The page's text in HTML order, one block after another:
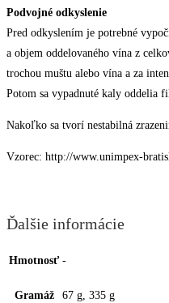
Podvojné odkyslenie
Pred odkyslením je potrebné
a objem oddelovaného vína z
trochou muštu alebo vína a za
Potom sa vypadnuté kaly oddelia
Nakoľko sa tvorí nestabilná
Vzorec: http://www.unimpex-
Ďalšie informácie
Hmotnosť -
Gramáž 67 g, 335 g